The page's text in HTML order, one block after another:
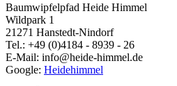
Baumwipfelpfad Heide Himmel
Wildpark 1
21271 Hanstedt-Nindorf
Tel.: +49 (0)4184 - 8939 - 26
E-Mail: info@heide-himmel.de
Google: Heidehimmel